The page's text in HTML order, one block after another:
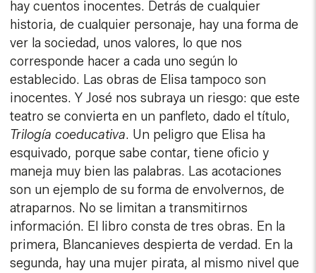
hay cuentos inocentes. Detrás de cualquier
historia, de cualquier personaje, hay una forma de
ver la sociedad, unos valores, lo que nos
corresponde hacer a cada uno según lo
establecido. Las obras de Elisa tampoco son
inocentes. Y José nos subraya un riesgo: que este
teatro se convierta en un panfleto, dado el título,
Trilogía coeducativa. Un peligro que Elisa ha
esquivado, porque sabe contar, tiene oficio y
maneja muy bien las palabras. Las acotaciones
son un ejemplo de su forma de envolvernos, de
atraparnos. No se limitan a transmitirnos
información. El libro consta de tres obras. En la
primera, Blancanieves despierta de verdad. En la
segunda, hay una mujer pirata, al mismo nivel que